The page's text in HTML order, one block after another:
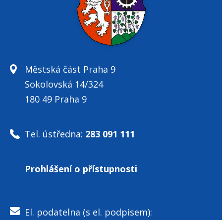
Městská část Praha 9
Sokolovská 14/324
180 49 Praha 9
Tel. ústředna: 283 091 111
Prohlášení o přístupnosti
El. podatelna (s el. podpisem):